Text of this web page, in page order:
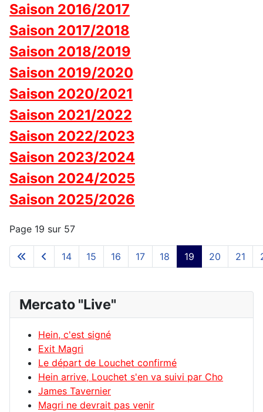
Saison 2016/2017
Saison 2017/2018
Saison 2018/2019
Saison 2019/2020
Saison 2020/2021
Saison 2021/2022
Saison 2022/2023
Saison 2023/2024
Saison 2024/2025
Saison 2025/2026
Page 19 sur 57
14 15 16 17 18 19 20 21
Mercato "Live"
Hein, c'est signé
Exit Magri
Le départ de Louchet confirmé
Hein arrive, Louchet s'en va suivi par Cho
James Tavernier
Magri ne devrait pas venir